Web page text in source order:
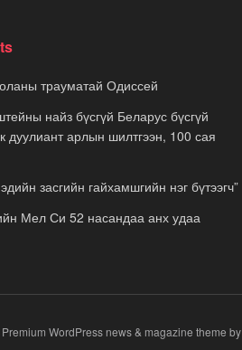
трауматай Одиссей
найз бүсгүй Беларус бүсгүй
дуулиант арлын шилтгээн, 100 сая
засгийн гайхамшгийн нэг бүтээгч”
Мел Си 52 насандаа анх удаа
WordPress news & magazine theme by